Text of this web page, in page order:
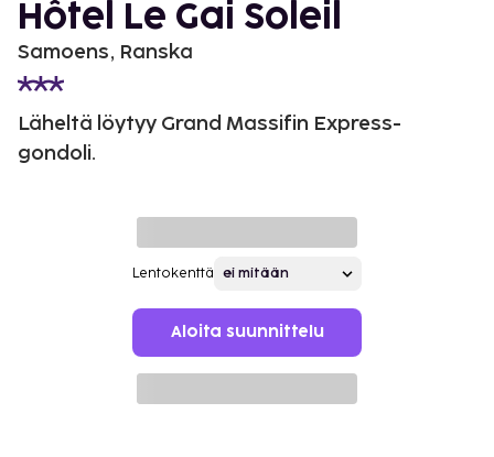
Hôtel Le Gai Soleil
Samoens, Ranska
Läheltä löytyy Grand Massifin Express-
gondoli.
Lentokenttä
Aloita suunnittelu